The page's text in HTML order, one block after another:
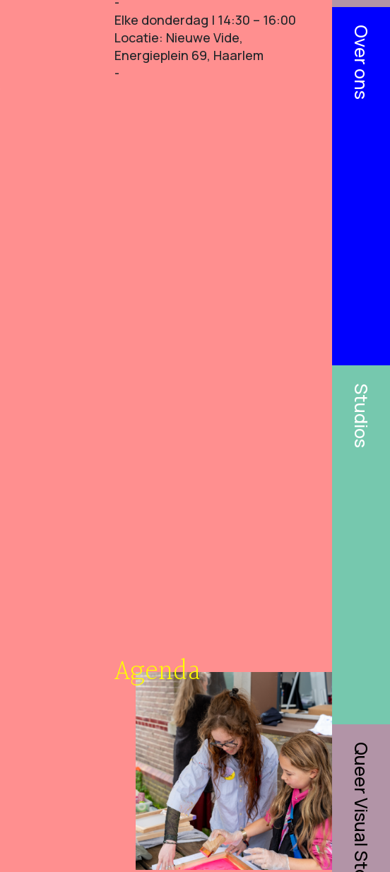
Elke donderdag | 14:30 – 16:00
Locatie: Nieuwe Vide,
Energieplein 69, Haarlem
Agenda
Over ons
Studios